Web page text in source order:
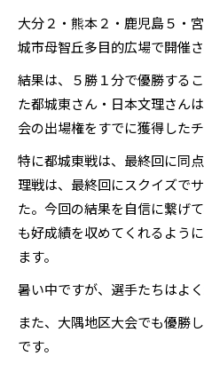
大分２・熊本２・鹿児島５・
城市母智丘多目的広場で開催さ
結果は、５勝１分で優勝する
た都城東さん・日本文理さん
会の出場権をすでに獲得したチ
特に都城東戦は、最終回に同
理戦は、最終回にスクイズで
た。今回の結果を自信に繋げ
も好成績を収めてくれるよう
ます。
暑い中ですが、選手たちはよ
また、大隅地区大会でも優勝
です。